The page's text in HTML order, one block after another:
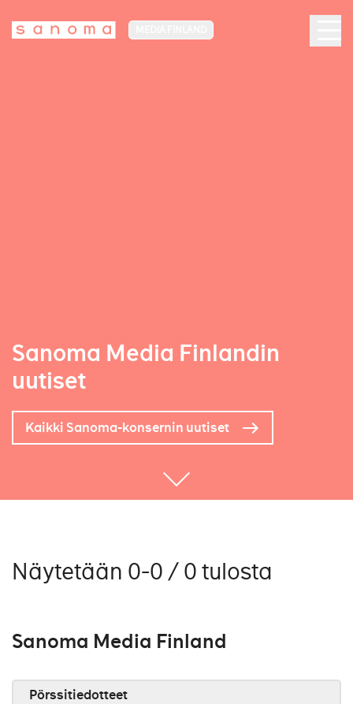
Sanoma Media Finlandin
uutiset
Kaikki Sanoma-konsernin uutiset
Näytetään 0-0 / 0 tulosta
Sanoma Media Finland
Pörssitiedotteet